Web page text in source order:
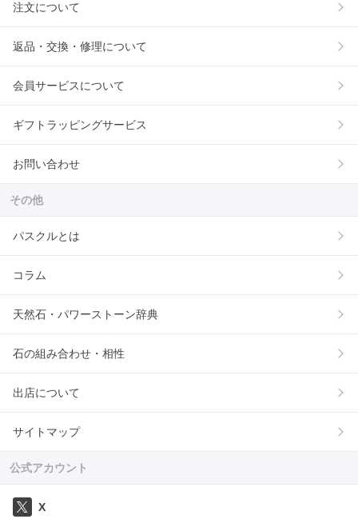
注文について
返品・交換・修理について
会員サービスについて
ギフトラッピングサービス
お問い合わせ
その他
パスクルとは
コラム
天然石・パワーストーン辞典
石の組み合わせ・相性
出店について
サイトマップ
公式アカウント
X